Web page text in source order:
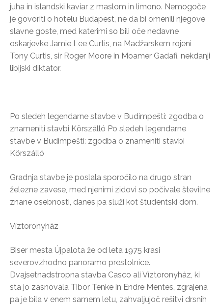
juha in islandski kaviar z maslom in limono. Nemogoče
je govoriti o hotelu Budapest, ne da bi omenili njegove
slavne goste, med katerimi so bili oče nedavne
oskarjevke Jamie Lee Curtis, na Madžarskem rojeni
Tony Curtis, sir Roger Moore in Moamer Gadafi, nekdanji
libijski diktator.
Po sledeh legendarne stavbe v Budimpešti: zgodba o
znameniti stavbi Körszálló Po sledeh legendarne
stavbe v Budimpešti: zgodba o znameniti stavbi
Körszálló
Gradnja stavbe je poslala sporočilo na drugo stran
železne zavese, med njenimi zidovi so počivale številne
znane osebnosti, danes pa služi kot študentski dom.
Víztoronyház
Biser mesta Újpalota že od leta 1975 krasi
severovzhodno panoramo prestolnice.
Dvajsetnadstropna stavba Casco ali Víztoronyház, ki
sta jo zasnovala Tibor Tenke in Endre Mentes, zgrajena
pa je bila v enem samem letu, zahvaljujoč rešitvi drsnih